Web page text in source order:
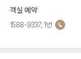
객실 예약
1588-9337, 1번